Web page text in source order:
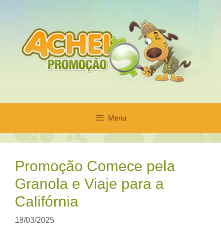
conteúdo
Menu
Promoção Comece pela
Granola e Viaje para a
Califórnia
18/03/2025